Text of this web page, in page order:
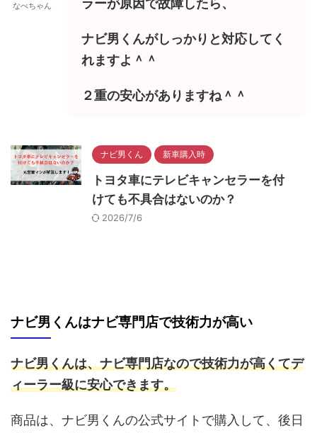
なべちゃん ラーが原因で故障したら、
ナビ男くんがしっかりと対応してく
れますよ＾＾
２重の安心がありますね＾＾
ナビ男くん 新車購入時
トヨタ車にテレビキャンセラーを付
けても不具合はないのか？
2026/7/6
ナビ男くんはナビ専門店で技術力が高い
ナビ男くんは、ナビ専門店なので技術力が高くてデ
ィーラー級に安心できます。
商品は、ナビ男くんの公式サイトで購入して、後日